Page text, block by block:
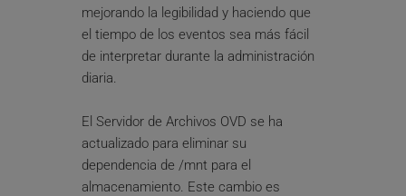
mejorando la legibilidad y haciendo que
el tiempo de los eventos sea más fácil
de interpretar durante la administración
diaria.
El Servidor de Archivos OVD se ha
actualizado para eliminar su
dependencia de /mnt para el
almacenamiento. Este cambio es